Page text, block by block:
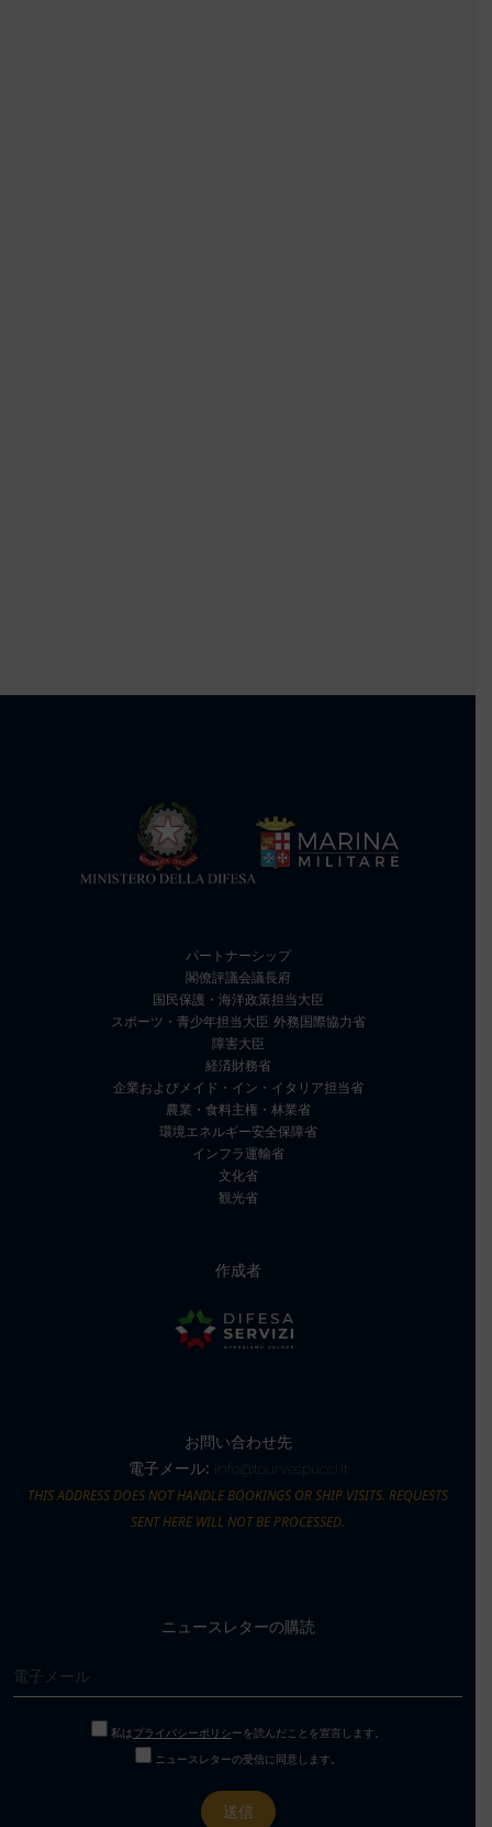
パートナーシップ
閣僚評議会議長府
国民保護・海洋政策担当大臣
スポーツ・青少年担当大臣 外務国際協力省
障害大臣
経済財務省
企業およびメイド・イン・イタリア担当省
農業・食料主権・林業省
環境エネルギー安全保障省
インフラ運輸省
文化省
観光省
作成者
お問い合わせ先
電子メール: info@tourvespucci.it
THIS ADDRESS DOES NOT HANDLE BOOKINGS OR SHIP VISITS. REQUESTS
SENT HERE WILL NOT BE PROCESSED.
ニュースレターの購読
私はプライバシーポリシーを読んだことを宣言します。
ニュースレターの受信に同意します。